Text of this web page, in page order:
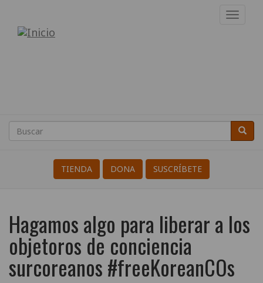
contenido
Internacional
a
la
Guerra
Search
Buscar
TIENDA DONA SUSCRÍBETE
Hagamos algo para liberar a los
objetoros de conciencia
surcoreanos #freeKoreanCOs